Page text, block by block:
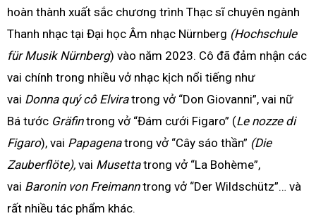
hoàn thành xuất sắc chương trình Thạc sĩ chuyên ngành
Thanh nhạc tại Đại học Âm nhạc Nürnberg (Hochschule
für Musik Nürnberg) vào năm 2023. Cô đã đảm nhận các
vai chính trong nhiều vở nhạc kịch nổi tiếng như
vai Donna quý cô Elviratrong vở “Don Giovanni”, vai nữ
Bá tước Gräfintrong vở “Đám cưới Figaro” (Le nozze di
Figaro), vai Papagenatrong vở “Cây sáo thần” (Die
Zauberflöte), vai Musettatrong vở “La Bohème”,
vai Baronin von Freimanntrong vở “Der Wildschütz”… và
rất nhiều tác phẩm khác.